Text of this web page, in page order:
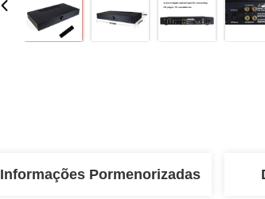
Informações Pormenorizadas